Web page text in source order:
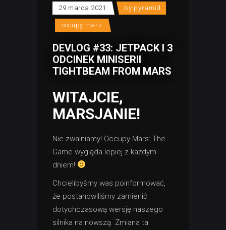
29 marca 2021 by pyramid
occupy mars
DEVLOG #33: JETPACK I 3
ODCINEK MINISERII
TIGHTBEAM FROM MARS
WITAJCIE,
MARSJANIE!
Nie zwalniamy! Occupy Mars: The
Game wygląda lepiej z każdym
dniem!
Chcielibyśmy was poinformować,
że postanowiliśmy zamienić
dotychczasową wersję naszego
silnika na nowszą. Zmiana ta